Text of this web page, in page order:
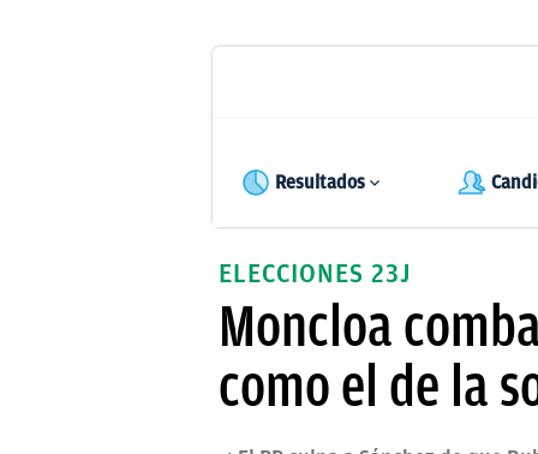
Resultados
ELECCIONES 23J
Moncloa
como el de la